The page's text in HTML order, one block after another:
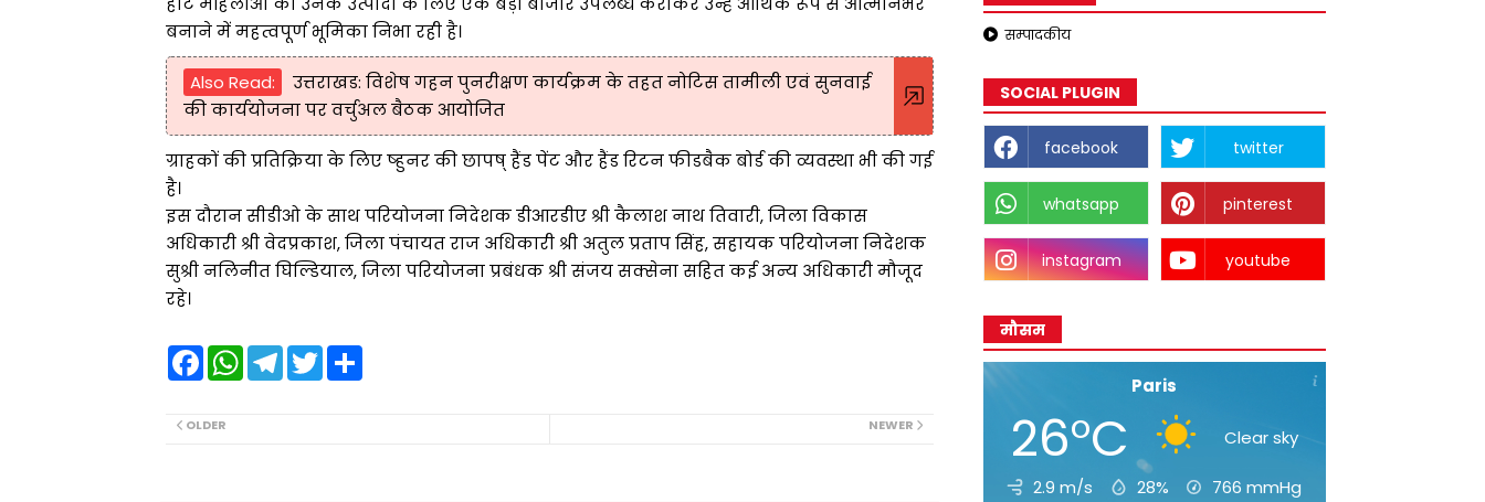
बनाने में महत्वपूर्ण भूमिका निभा रही है।
Also Read:
उत्तराखड: विशेष गहन पुनरीक्षण कार्यक्रम के तहत नोटिस तामीली एवं सुनवाई
की कार्ययोजना पर वर्चुअल बैठक आयोजित
ग्राहकों की प्रतिक्रिया के लिए ष्हुनर की छापष् हैंड पेंट और हैंड रिटन फीडबैक बोर्ड की व्यवस्था भी की गई
है।
इस दौरान सीडीओ के साथ परियोजना निदेशक डीआरडीए श्री कैलाश नाथ तिवारी, जिला विकास
अधिकारी श्री वेदप्रकाश, जिला पंचायत राज अधिकारी श्री अतुल प्रताप सिंह, सहायक परियोजना निदेशक
सुश्री नलिनीत घिल्डियाल, जिला परियोजना प्रबंधक श्री संजय सक्सेना सहित कई अन्य अधिकारी मौजूद
रहे।
F
a
b
W
T
e
T
S
NEWER
OLDER
सम्पादकीय
SOCIAL PLUGIN
facebook twitter
whatsapp pinterest
instagram youtube
मौसम
Paris
26°C Clear sky
2.9 m/s 28% 766mmHg